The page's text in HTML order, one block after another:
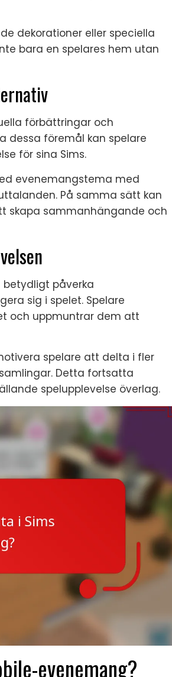
dekorationer eller speciella
bara en spelares hem utan
förbättringar och
dessa föremål kan spelare
för sina Sims.
evenemangstema med
På samma sätt kan
skapa sammanhängande och
betydligt påverka
sig i spelet. Spelare
och uppmuntrar dem att
spelare att delta i fler
Detta fortsatta
spelupplevelse överlag.
evenemang?